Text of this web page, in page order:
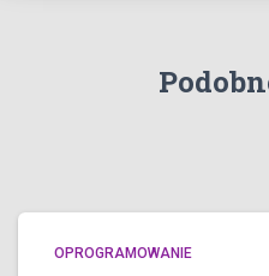
OPROGRAMOWANIE